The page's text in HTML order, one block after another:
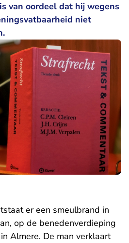
van oordeel dat hij wegens
niet
er een smeulbrand in
op de benedenverdieping
Almere. De man verklaart